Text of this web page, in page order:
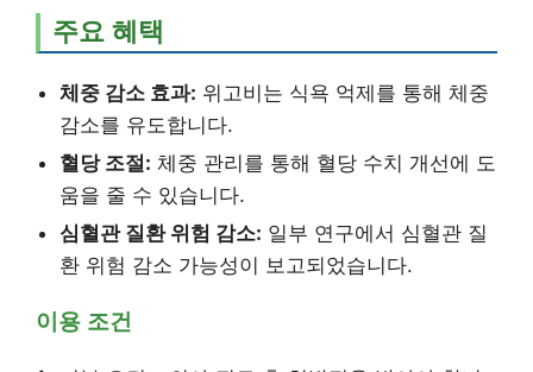
주요 혜택
체중 감소 효과: 위고비는 식욕 억제를 통해 체중
감소를 유도합니다.
혈당 조절: 체중 관리를 통해 혈당 수치 개선에 도
움을 줄 수 있습니다.
심혈관 질환 위험 감소: 일부 연구에서 심혈관 질
환 위험 감소 가능성이 보고되었습니다.
이용 조건